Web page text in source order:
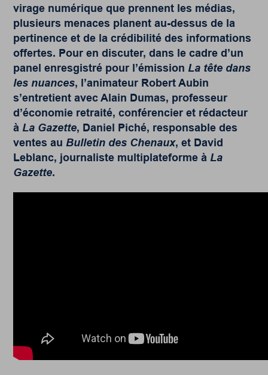
virage numérique que prennent les médias,
plusieurs menaces planent au-dessus de la
pertinence et de la crédibilité des informations
offertes. Pour en discuter, dans le cadre d’un
panel enresgistré pour l’émission La tête dans
les nuances, l’animateur Robert Aubin
s’entretient avec Alain Dumas, professeur
d’économie retraité, conférencier et rédacteur
à La Gazette, Daniel Piché, responsable des
ventes au Bulletin des Chenaux, et David
Leblanc, journaliste multiplateforme à La
Gazette.